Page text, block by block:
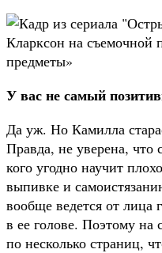
Кларксон на съемочной
предметы»
У вас не самый
Да уж. Но Камилла
Правда, не уверена, что
кого угодно научит
выпивке и
вообще ведется от лица
в ее голове. Поэтому на
по несколько страниц,